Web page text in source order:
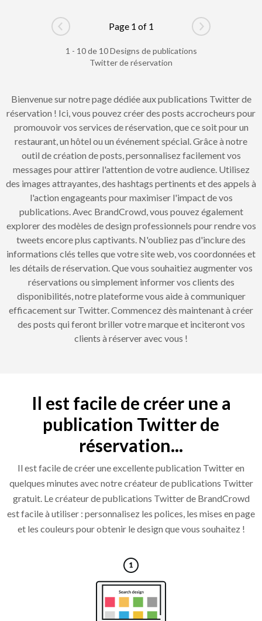
Go to previous page
Page 1 of 1
Go to next
1 - 10 de 10 Designs de publications
Twitter de réservation
Bienvenue sur notre page dédiée aux publications Twitter de
réservation ! Ici, vous pouvez créer des posts accrocheurs pour
promouvoir vos services de réservation, que ce soit pour un
restaurant, un hôtel ou un événement spécial. Grâce à notre
outil de création de posts, personnalisez facilement vos
messages pour attirer l'attention de votre audience. Utilisez
des images attrayantes, des hashtags pertinents et des appels à
l'action engageants pour maximiser l'impact de vos
publications. Avec BrandCrowd, vous pouvez également
explorer des modèles de design professionnels pour rendre vos
tweets encore plus captivants. N'oubliez pas d'inclure des
informations clés telles que votre site web, vos coordonnées et
les détails de réservation. Que vous souhaitiez augmenter vos
réservations ou simplement informer vos clients des
disponibilités, notre plateforme vous aide à communiquer
efficacement sur Twitter. Commencez dès maintenant à créer
des posts qui feront briller votre marque et inciteront vos
clients à réserver avec vous !
Il est facile de créer une a
publication Twitter de
réservation...
Il est facile de créer une excellente publication Twitter en
quelques minutes avec notre créateur de publications Twitter
gratuit. Le créateur de publications Twitter de BrandCrowd
est facile à utiliser : personnalisez les polices, les mises en page
et les couleurs pour obtenir le design que vous souhaitez !